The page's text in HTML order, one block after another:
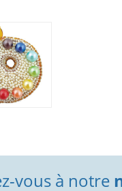
vous à notre